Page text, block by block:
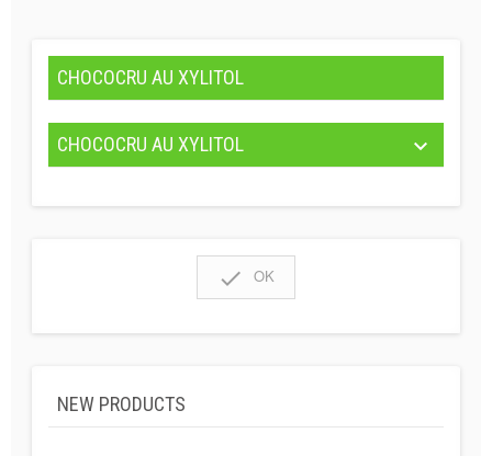
CHOCOCRU AU XYLITOL
CHOCOCRU AU XYLITOL 
 OK
NEW PRODUCTS